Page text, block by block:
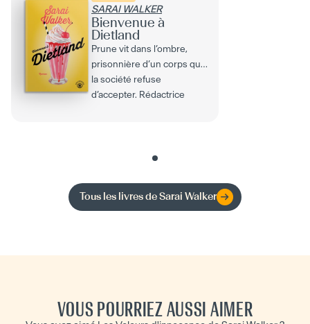
SARAI WALKER
Bienvenue à
Dietland
Prune vit dans l’ombre,
prisonnière d’un corps que
la société refuse
d’accepter. Rédactrice
Tous les livres deSarai Walker
VOUS POURRIEZ AUSSI AIMER